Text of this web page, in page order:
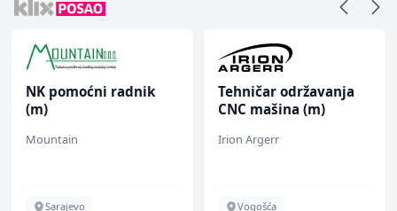
NK pomoćni radnik
(m)
Mountain
Sarajevo
Tehničar održavanja
CNC mašina (m)
Irion Argerr
Vogošća